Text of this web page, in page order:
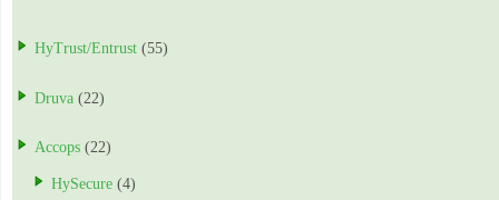
HyTrust/Entrust (55)
Druva (22)
Accops (22)
HySecure (4)